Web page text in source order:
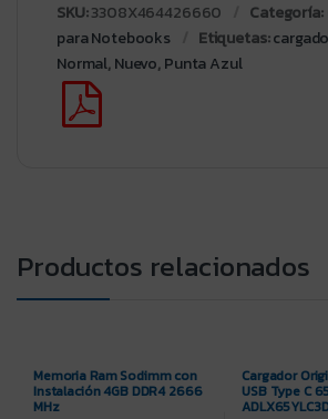
SKU:3308X464426660 Categoría:
para Notebooks
Etiquetas:
Normal,Nuevo,Punta Azul
Productos relacionados
Memoria Ram Sodimm con
Instalación 4GB DDR4 2666
MHz
Cargador
USB Type C